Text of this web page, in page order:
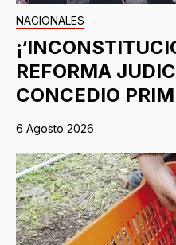
NACIONALES
REFORMA
CONCEDIO
6 Agosto 2026